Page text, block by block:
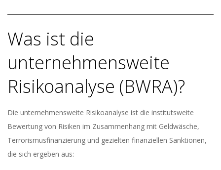
Was ist die
unternehmensweite
Risikoanalyse (BWRA)?
Die unternehmensweite Risikoanalyse ist die institutsweite
Bewertung von Risiken im Zusammenhang mit Geldwäsche,
Terrorismusfinanzierung und gezielten finanziellen Sanktionen,
die sich ergeben aus: